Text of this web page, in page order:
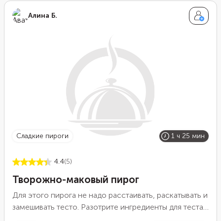
символизирует завернутого в пеленки Христа.
Штоллен считается одной из самых значимых
Алина Б.
сладкие пироги 1 ч 25 мин
4.4(5)
Творожно-маковый пирог
Для этого пирога не надо расстаивать, раскатывать и
замешивать тесто. Разотрите ингредиенты для теста